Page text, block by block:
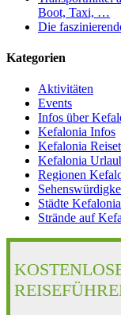
Boot, Taxi, …
Die
Kategorien
Aktivitäten
Events
Infos über
Kefalonia Infos
Kefalonia
Kefalonia
Regionen
Städte
Strände auf